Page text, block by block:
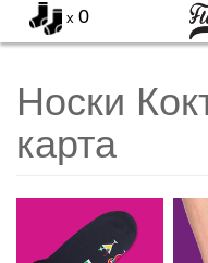
x 0
Носки
карта